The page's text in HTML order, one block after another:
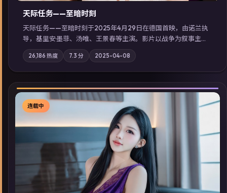
天际任务——至暗时刻
天际任务——至暗时刻于2025年4月29日在德国首映，由诺兰执
导，基里安·墨菲、汤唯、王景春等主演。影片以战争为叙事主
轴，城市霓虹背后，有人用规则改写命运；摄影与配乐强化地域
气质；站内亦可通过「国产免费观看高清电视剧在线看」延展检
索同类型高分佳作，畅享高清在线追剧体验。
26,186 热度 7.3 分 2025-04-08
▶
连载中